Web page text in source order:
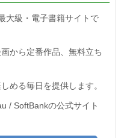
大級・電子書籍サイトで
から定番作品、無料立ち
める毎日を提供します。
/ SoftBankの公式サイト